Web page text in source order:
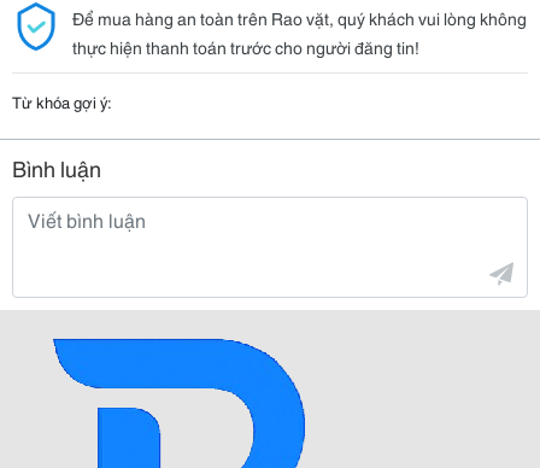
Để mua hàng an toàn trên Rao vặt, quý khách vui lòng không
thực hiện thanh toán trước cho người đăng tin!
Từ khóa gợi ý:
Bình luận